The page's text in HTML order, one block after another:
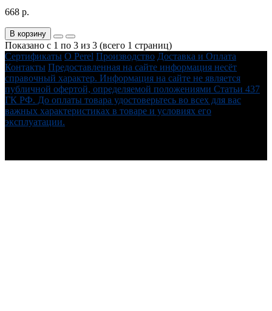
668 р.
В корзину
Показано с 1 по 3 из 3 (всего 1 страниц)
Сертификаты О Perel Производство Доставка и Оплата
Контакты Предоставленная на сайте информация несёт
справочный характер. Информация на сайте не является
публичной офертой, определяемой положениями Статьи 437
ГК РФ. До оплаты товара удостоверьтесь во всех для вас
важных характеристиках в товаре и условиях его
эксплуатации.